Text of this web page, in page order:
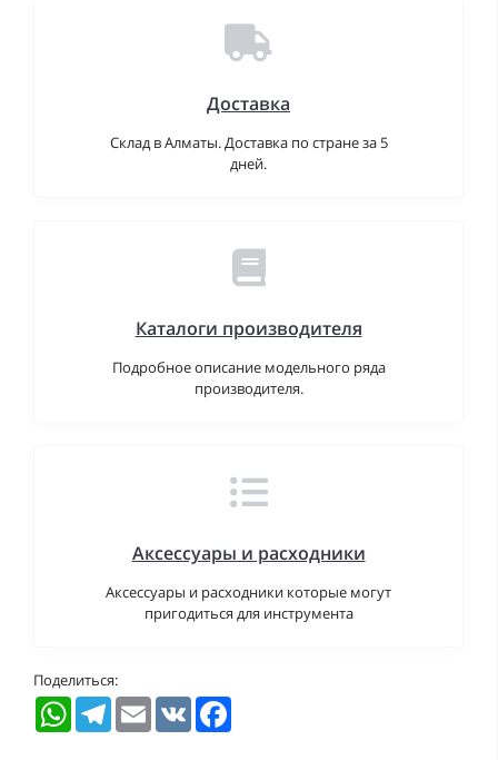
Доставка
Склад в Алматы. Доставка по стране за 5
дней.
Каталоги производителя
Подробное описание модельного ряда
производителя.
Аксессуары и расходники
Аксессуары и расходники которые могут
пригодиться для инструмента
Поделиться:
WhatsAppTelegramEmail VK